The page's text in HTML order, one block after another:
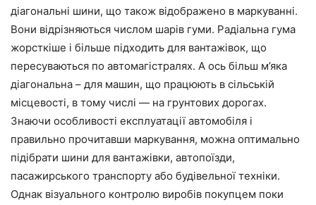
діагональні шини, що також відображено в маркуванні.
Вони відрізняються числом шарів гуми. Радіальна гума
жорсткіше і більше підходить для вантажівок, що
пересуваються по автомагістралях. А ось більш м’яка
діагональна – для машин, що працюють в сільській
місцевості, в тому числі — на грунтових дорогах.
Знаючи особливості експлуатації автомобіля і
правильно прочитавши маркування, можна оптимально
підібрати шини для вантажівки, автопоїзди,
пасажирського транспорту або будівельної техніки.
Однак візуального контролю виробів покупцем поки